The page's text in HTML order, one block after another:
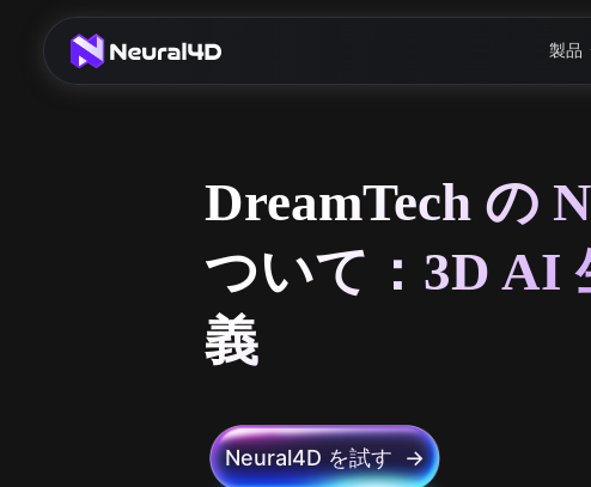
製品
DreamTech の
ついて：3D AI
義
Neural4D を試す →